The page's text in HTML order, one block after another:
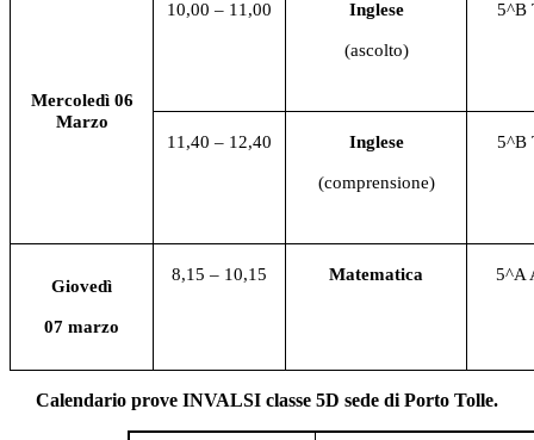
Mercoledì 06
Marzo
10,00 – 11,00 Inglese
(ascolto)
5^B
11,40 – 12,40 Inglese
(comprensione)
5^B
Giovedì
07 marzo
8,15 – 10,15 Matematica 5^A
Calendario prove INVALSI classe 5D sede di Porto Tolle.